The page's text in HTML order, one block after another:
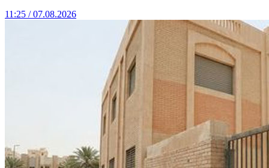
11:25 / 07.08.2026